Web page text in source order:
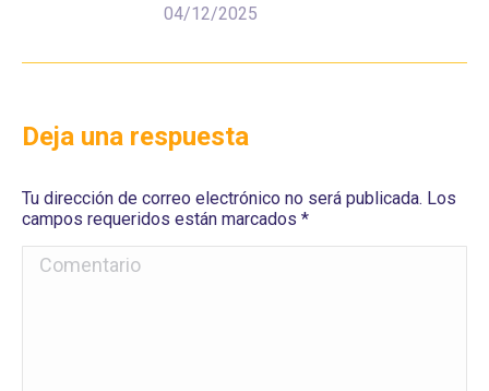
04/12/2025
Deja una respuesta
Tu dirección de correo electrónico no será publicada. Los
campos requeridos están marcados *
Comentario